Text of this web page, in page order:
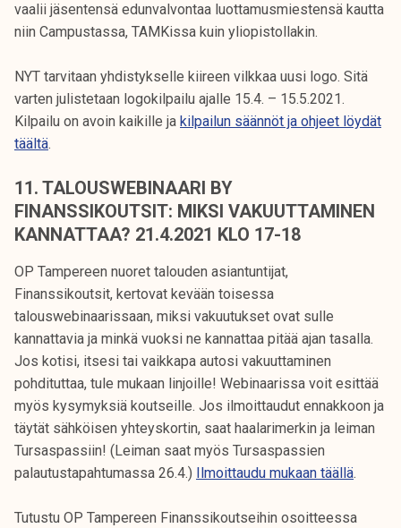
vaalii jäsentensä edunvalvontaa luottamusmiestensä kautta
niin Campustassa, TAMKissa kuin yliopistollakin.
NYT tarvitaan yhdistykselle kiireen vilkkaa uusi logo. Sitä
varten julistetaan logokilpailu ajalle 15.4. – 15.5.2021.
Kilpailu on avoin kaikille ja kilpailun säännöt ja ohjeet löydät
täältä.
11. TALOUSWEBINAARI BY
FINANSSIKOUTSIT: MIKSI VAKUUTTAMINEN
KANNATTAA? 21.4.2021 KLO 17-18
OP Tampereen nuoret talouden asiantuntijat,
Finanssikoutsit, kertovat kevään toisessa
talouswebinaarissaan, miksi vakuutukset ovat sulle
kannattavia ja minkä vuoksi ne kannattaa pitää ajan tasalla.
Jos kotisi, itsesi tai vaikkapa autosi vakuuttaminen
pohdituttaa, tule mukaan linjoille! Webinaarissa voit esittää
myös kysymyksiä koutseille. Jos ilmoittaudut ennakkoon ja
täytät sähköisen yhteyskortin, saat haalarimerkin ja leiman
Tursaspassiin! (Leiman saat myös Tursaspassien
palautustapahtumassa 26.4.)
Ilmoittaudu mukaan täällä.
Tutustu OP Tampereen Finanssikoutseihin osoitteessa